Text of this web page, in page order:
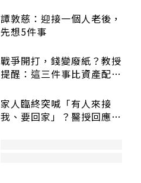
譚敦慈：迎接一個人老後，
先想5件事
戰爭開打，錢變廢紙？教授
提醒：這三件事比資產配置
家人臨終突喊「有人來接
我、要回家」？醫授回應方